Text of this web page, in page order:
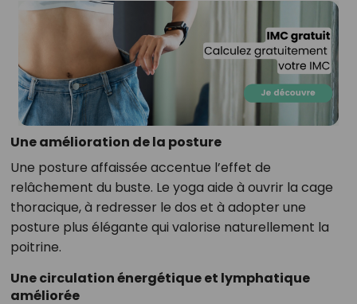
Une amélioration de la posture
Une posture affaissée accentue l’effet de
relâchement du buste. Le yoga aide à ouvrir la cage
thoracique, à redresser le dos et à adopter une
posture plus élégante qui valorise naturellement la
poitrine.
Une circulation énergétique et lymphatique
améliorée